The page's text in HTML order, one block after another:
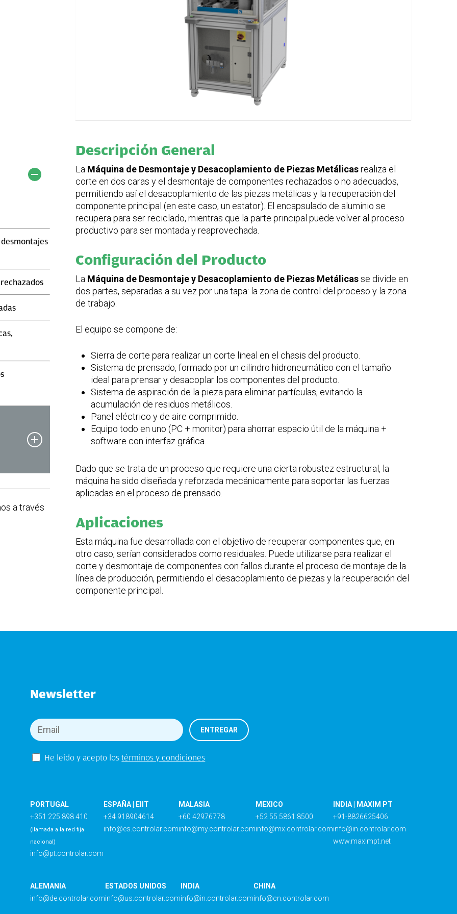
x 2270 (Al)
a través
Descripción General
La Máquina de Desmontaje y Desacoplamiento de Piezas Metálicasrealiza el
corte en dos caras y el desmontaje de componentes rechazados o no adecuados,
permitiendo así el desacoplamiento de las piezas metálicas y la recuperación del
componente principal (en este caso, un estator). El encapsulado de aluminio se
recupera para ser reciclado, mientras que la parte principal puede volver al proceso
productivo para ser montada y reaprovechada.
Configuración del Producto
La Máquina de Desmontaje y Desacoplamiento de Piezas Metálicasse divide en
dos partes, separadas a su vez por una tapa: la zona de control del proceso y la zona
de trabajo.
El equipo se compone de:
Sierra de corte para realizar un corte lineal en el chasis del producto.
Sistema de prensado, formado por un cilindro hidroneumático con el tamaño
ideal para prensar y desacoplar los componentes del producto.
Sistema de aspiración de la pieza para eliminar partículas, evitando la
acumulación de residuos metálicos.
Panel eléctrico y de aire comprimido.
Equipo todo en uno (PC + monitor) para ahorrar espacio útil de la máquina +
software con interfaz gráfica.
Dado que se trata de un proceso que requiere una cierta robustez estructural, la
máquina ha sido diseñada y reforzada mecánicamente para soportar las fuerzas
aplicadas en el proceso de prensado.
Aplicaciones
Esta máquina fue desarrollada con el objetivo de recuperar componentes que, en
otro caso, serían considerados como residuales. Puede utilizarse para realizar el
corte y desmontaje de componentes con fallos durante el proceso de montaje de la
línea de producción, permitiendo el desacoplamiento de piezas y la recuperación del
componente principal.
Newsletter
He leído y acepto lostérminos y condiciones
PORTUGAL
+351 225 898 410
(llamada a la red fija
nacional)
info@pt.controlar.com
ESPAÑA | EIIT
+34 918904614
info@es.controlar.com
MALASIA
+60 42976778
info@my.controlar.com
MEXICO
+52 55 5861 8500
info@mx.controlar.com
INDIA | MAXIM PT
+91-8826625406
info@in.controlar.com
www.maximpt.net
ALEMANIA
info@de.controlar.com
ESTADOS UNIDOS
info@us.controlar.com
INDIA
info@in.controlar.com
CHINA
info@cn.controlar.com